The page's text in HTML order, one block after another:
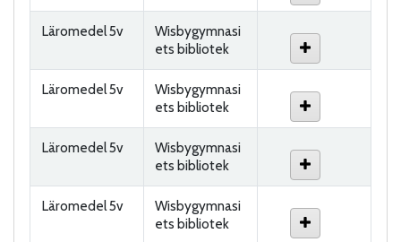
Läromedel 5v
Wisbygymnasi
ets bibliotek
Läromedel 5v
Wisbygymnasi
ets bibliotek
Läromedel 5v
Wisbygymnasi
ets bibliotek
Läromedel 5v
Wisbygymnasi
ets bibliotek